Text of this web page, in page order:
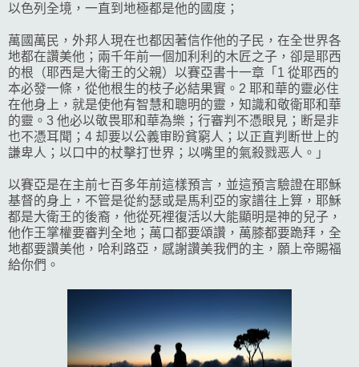
以色列全境，一直到地極都是他的國度；
萬國萬民，外邦人現在也都因著信作他的子民，在全世界各
地都在讚美他；兩千年前一個加利利的木匠之子，卻是耶西
的根（耶西是大衛王的父親）以賽亞書十一章「1 從耶西的
本必發一條，從他根生的枝子必結果實。2 耶和華的靈必住
在他身上，就是使他有智慧和聰明的靈，知識和敬衛耶和華
的靈。3 他必以敬畏耶和華為樂；行審判不憑眼見；断是非
也不憑耳聞；4 却要以公義审盼貧窮人；以正直判断世上的
謙卑人；以口中的杖擊打世界；以嘴里的氣殺戮恶人。」
以賽亞是在主前七百多年前這樣預言，並這預言驗證在耶穌
基督的身上，不管是從約瑟或是馬利亞的家譜往上算，耶穌
都是大衛王的後裔，他從死裡復活以大能顯明是神的兒子，
他作王掌權要審判全地；萬口都要頌讚，萬膝都要跪拜，全
地都要讚美他，哈利路亞，感謝讚美我們的主，願上帝賜福
給你們。